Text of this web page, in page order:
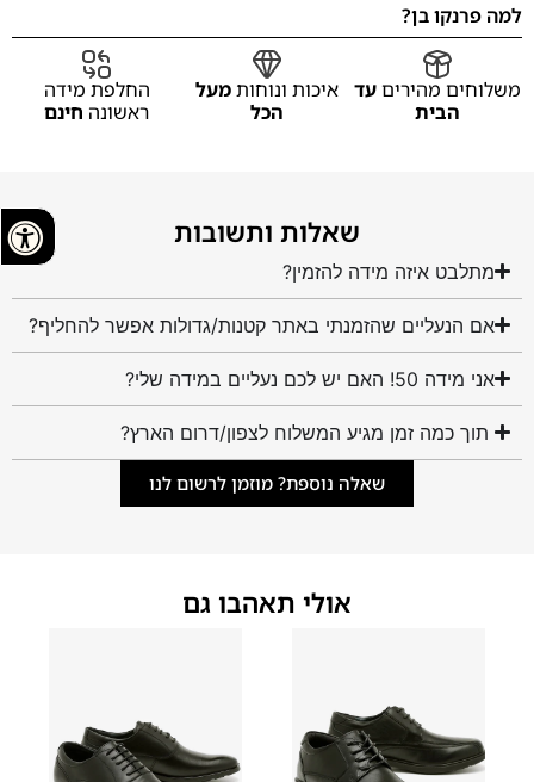
למה פרנקו בן?
משלוחים מהיריםעד
הבית
איכות ונוחותמעל
הכל
החלפת מידה
ראשונה חינם
שאלות ותשובות
מתלבט איזה מידה להזמין?
אם הנעליים שהזמנתי באתר קטנות/גדולות אפשר להחליף?
אני מידה 50! האם יש לכם נעליים במידה שלי?
תוך כמה זמן מגיע המשלוח לצפון/דרום הארץ?
שאלה נוספת? מוזמן לרשום לנו
אולי תאהבו גם